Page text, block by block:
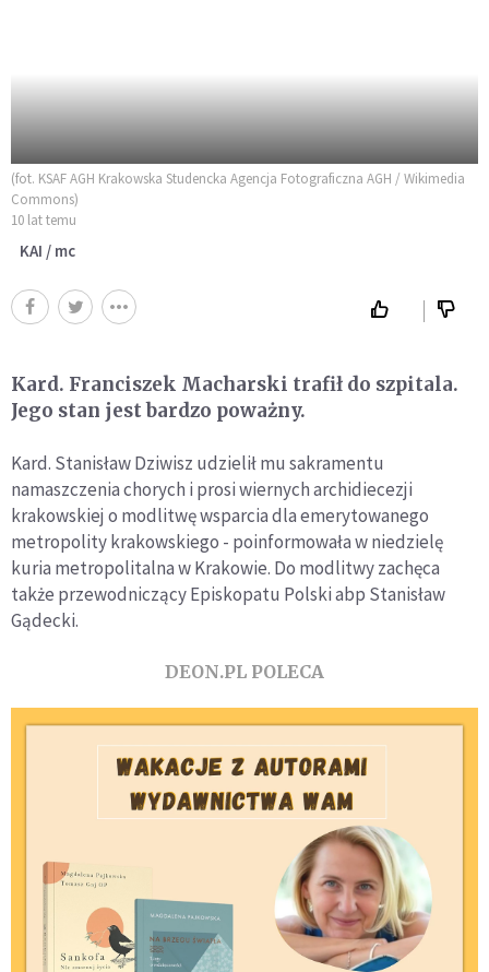
(fot. KSAF AGH Krakowska Studencka Agencja Fotograficzna AGH / Wikimedia
Commons)
10 lat temu
KAI / mc
Kard. Franciszek Macharski trafił do szpitala.
Jego stan jest bardzo poważny.
Kard. Stanisław Dziwisz udzielił mu sakramentu
namaszczenia chorych i prosi wiernych archidiecezji
krakowskiej o modlitwę wsparcia dla emerytowanego
metropolity krakowskiego - poinformowała w niedzielę
kuria metropolitalna w Krakowie. Do modlitwy zachęca
także przewodniczący Episkopatu Polski abp Stanisław
Gądecki.
DEON.PL POLECA